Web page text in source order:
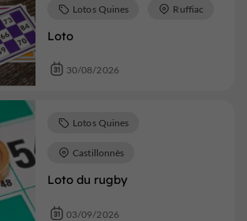
Loto
Lotos Quines Ruffiac
30/08/2026
Loto du rugby
Lotos Quines
Castillonnès
03/09/2026